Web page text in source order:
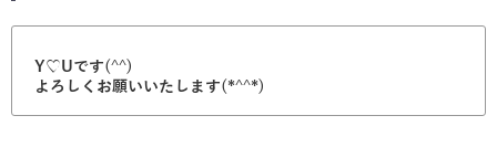
Y♡Uです(^^)
よろしくお願いいたします(*^^*)